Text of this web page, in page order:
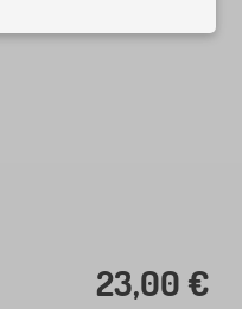
23,00 €